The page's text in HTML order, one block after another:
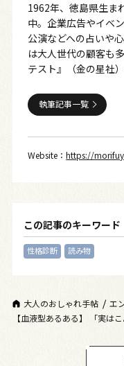
1962年、徳島県生ま
中。企業広告やイベ
公演などへの占いや
は大人世代の顧客も
テスト』（金の星社）
執筆記事一覧
Website：https://
この記事のキーワード
性格診断 読み物
大人のおしゃれ手帖
エ
【血液型あるある】 「実は